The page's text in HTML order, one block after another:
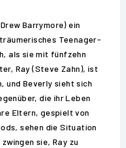
Barrymore) ein
Teenager-
als sie mit fünfzehn
Ray (Steve Zahn), ist
und Beverly sieht sich
die ihr Leben
Eltern, gespielt von
sehen die Situation
sie, Ray zu